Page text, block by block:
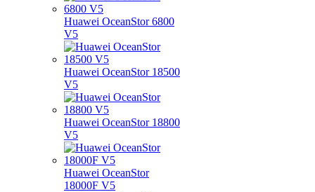
Huawei OceanStor 6800
V5
Huawei OceanStor 18500
V5
Huawei OceanStor 18800
V5
Huawei OceanStor
18000F V5